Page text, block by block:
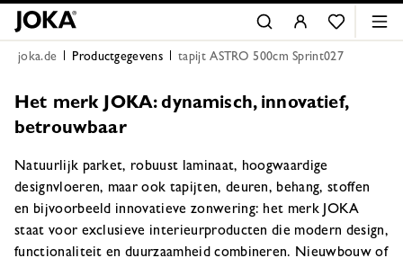
joka.de Productgegevens tapijt ASTRO 500cm Sprint027
Het merk JOKA: dynamisch, innovatief,
betrouwbaar
Natuurlijk parket, robuust laminaat, hoogwaardige
designvloeren, maar ook tapijten, deuren, behang, stoffen
en bijvoorbeeld innovatieve zonwering: het merk JOKA
staat voor exclusieve interieurproducten die modern design,
functionaliteit en duurzaamheid combineren. Nieuwbouw of